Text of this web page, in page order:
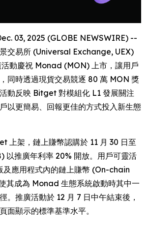
03, 2025 (GLOBE NEWSWIRE) --
交易所 (Universal Exchange, UEX)
活動慶祝 Monad (MON) 上市，讓用戶
同時透過現貨交易競逐 80 萬 MON 獎
動反映 Bitget 對模組化 L1 發展關注
以更簡易、回報更佳的方式投入新生態
上架，鏈上賺幣認購於 11 月 30 日至
以推廣年利率 20% 開放。用戶可靈活
應用程式內的鏈上賺幣 (On-chain
其成為 Monad 生態系統啟動時其中一
。推廣活動於 12 月 7 日中午結束後，
面顯示的標準基準水平。